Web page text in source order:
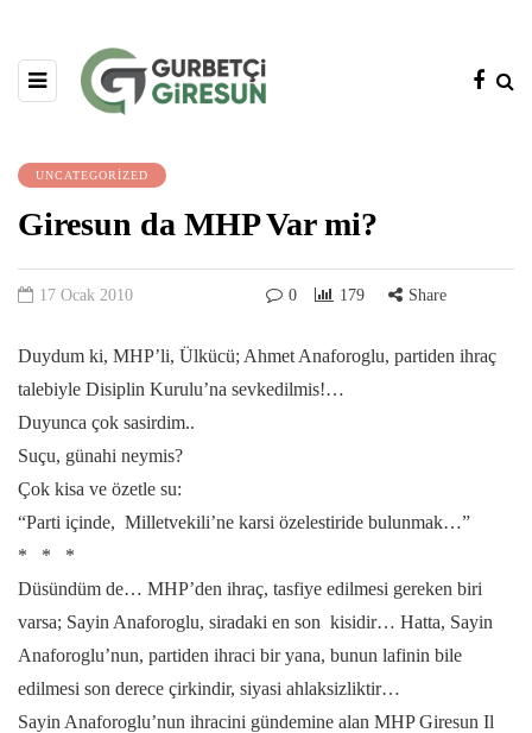
UNCATEGORIZED
Giresun da MHP Var mi?
17 Ocak 2010 0 179 Share
Duydum ki, MHP’li, Ülkücü; Ahmet Anaforoglu, partiden ihraç
talebiyle Disiplin Kurulu’na sevkedilmis!…
Duyunca çok sasirdim..
Suçu, günahi neymis?
Çok kisa ve özetle su:
“Parti içinde, Milletvekili’ne karsi özelestiride bulunmak…”
* * *
Düsündüm de… MHP’den ihraç, tasfiye edilmesi gereken biri
varsa; Sayin Anaforoglu, siradaki en son kisidir… Hatta, Sayin
Anaforoglu’nun, partiden ihraci bir yana, bunun lafinin bile
edilmesi son derece çirkindir, siyasi ahlaksizliktir…
Sayin Anaforoglu’nun ihracini gündemine alan MHP Giresun Il